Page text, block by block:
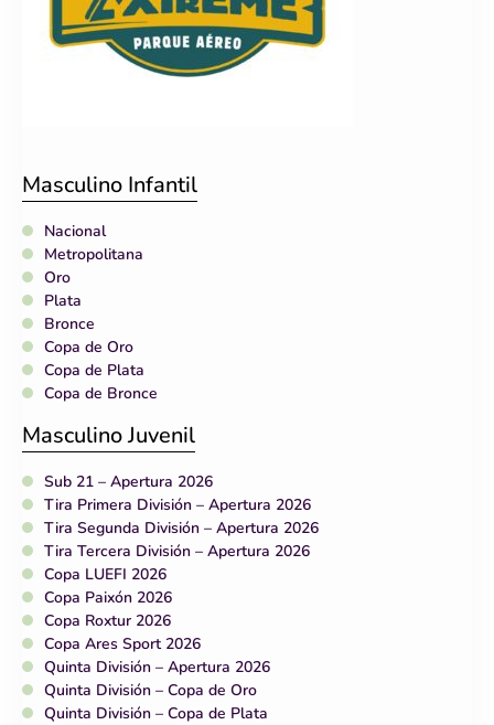
Masculino Infantil
Nacional
Metropolitana
Oro
Plata
Bronce
Copa de Oro
Copa de Plata
Copa de Bronce
Masculino Juvenil
Sub 21 – Apertura 2026
Tira Primera División – Apertura 2026
Tira Segunda División – Apertura 2026
Tira Tercera División – Apertura 2026
Copa LUEFI 2026
Copa Paixón 2026
Copa Roxtur 2026
Copa Ares Sport 2026
Quinta División – Apertura 2026
Quinta División – Copa de Oro
Quinta División – Copa de Plata